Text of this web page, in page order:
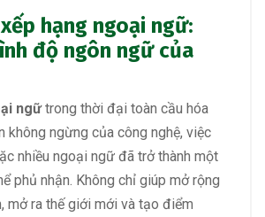
hạng ngoại ngữ:
độ ngôn ngữ của
ngữtrong thời đại toàn cầu hóa
không ngừng của công nghệ, việc
nhiều ngoại ngữ đã trở thành một
phủ nhận. Không chỉ giúp mở rộng
mở ra thế giới mới và tạo điểm